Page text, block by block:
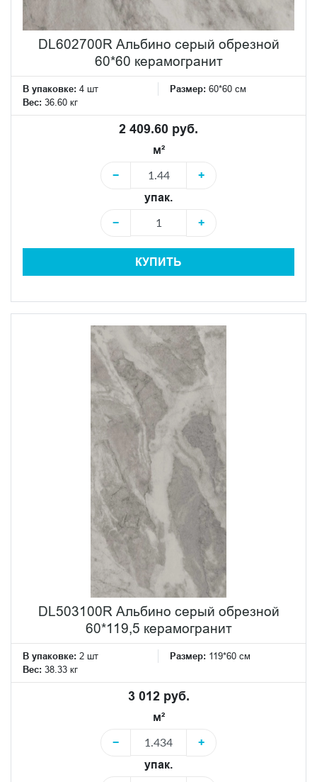
DL602700R Альбино серый обрезной
60*60 керамогранит
В упаковке: 4 шт Размер: 60*60 см
Вес: 36.60 кг
2 409.60 руб.
м²
−
+
упак.
−
+
КУПИТЬ
DL503100R Альбино серый обрезной
60*119,5 керамогранит
В упаковке: 2 шт Размер: 119*60 см
Вес: 38.33 кг
3 012 руб.
м²
−
+
упак.